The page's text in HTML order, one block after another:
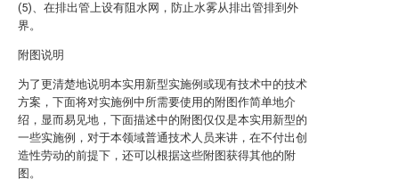
(5)、在排出管上设有阻水网，防止水雾从排出管排到外
界。
附图说明
为了更清楚地说明本实用新型实施例或现有技术中的技术
方案，下面将对实施例中所需要使用的附图作简单地介
绍，显而易见地，下面描述中的附图仅仅是本实用新型的
一些实施例，对于本领域普通技术人员来讲，在不付出创
造性劳动的前提下，还可以根据这些附图获得其他的附
图。